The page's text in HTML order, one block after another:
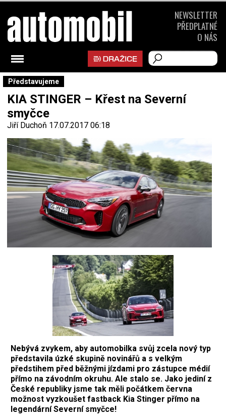
Představujeme
KIA STINGER – Křest na Severní
smyčce
Jiří Duchoň 17.07.2017 06:18
Nebývá zvykem, aby automobilka svůj zcela nový typ
představila úzké skupině novinářů a s velkým
předstihem před běžnými jízdami pro zástupce médií
přímo na závodním okruhu. Ale stalo se. Jako jediní z
České republiky jsme tak měli počátkem června
možnost vyzkoušet fastback Kia Stinger přímo na
legendární Severní smyčce!
NEWSLETTER
PŘEDPLATNÉ
O NÁS